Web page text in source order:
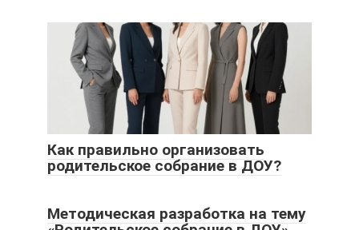
Как правильно организовать
родительское собрание в ДОУ?
Методическая разработка на тему